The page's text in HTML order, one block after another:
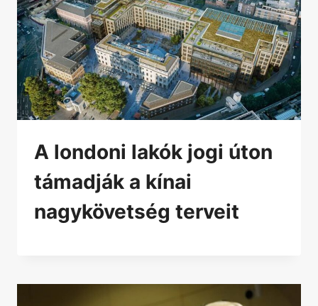
A londoni lakók jogi úton
támadják a kínai
nagykövetség terveit